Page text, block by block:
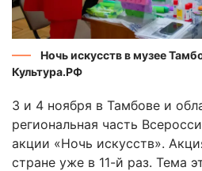
Ночь искусств в музее
Культура.РФ
3 и 4 ноября в Тамбове и
региональная часть
акции «Ночь искусств».
стране уже в 11-й раз. Тема